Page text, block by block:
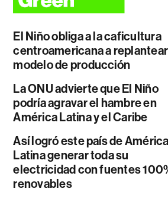
El Niño obliga a la caficultura
centroamericana a
modelo de producción
La ONU advierte que El Niño
podría agravar el hambre en
América Latina y el Caribe
Así logró este país de América
Latina generar toda su
electricidad con fuentes
renovables